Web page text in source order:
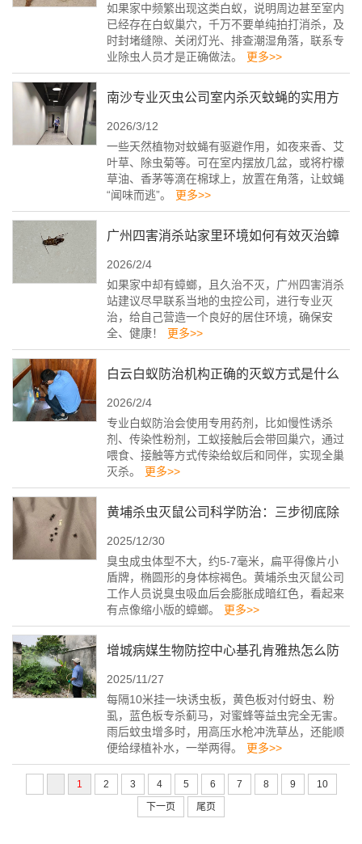
如果家中频繁出现这类白蚁，说明周边甚至室内
已经存在白蚁巢穴，千万不要单纯拍打消杀，及
时封堵缝隙、关闭灯光、排查潮湿角落，联系专
业除虫人员才是正确做法。
更多>>
南沙专业灭虫公司室内杀灭蚊蝇的实用方
法
2026/3/12
一些天然植物对蚊蝇有驱避作用，如夜来香、艾
叶草、除虫菊等。可在室内摆放几盆，或将柠檬
草油、香茅等滴在棉球上，放置在角落，让蚊蝇
“闻味而逃”。
更多>>
广州四害消杀站家里环境如何有效灭治蟑
螂
2026/2/4
如果家中却有蟑螂，且久治不灭，广州四害消杀
站建议尽早联系当地的虫控公司，进行专业灭
治，给自己营造一个良好的居住环境，确保安
全、健康！
更多>>
白云白蚁防治机构正确的灭蚁方式是什么
2026/2/4
专业白蚁防治会使用专用药剂，比如慢性诱杀
剂、传染性粉剂，工蚁接触后会带回巢穴，通过
喂食、接触等方式传染给蚁后和同伴，实现全巢
灭杀。
更多>>
黄埔杀虫灭鼠公司科学防治：三步彻底除
臭虫
2025/12/30
臭虫成虫体型不大，约5-7毫米，扁平得像片小
盾牌，椭圆形的身体棕褐色。黄埔杀虫灭鼠公司
工作人员说臭虫吸血后会膨胀成暗红色，看起来
有点像缩小版的蟑螂。
更多>>
增城病媒生物防控中心基孔肯雅热怎么防
才有效
2025/11/27
每隔10米挂一块诱虫板，黄色板对付蚜虫、粉
虱，蓝色板专杀蓟马，对蜜蜂等益虫完全无害。
雨后蚊虫增多时，用高压水枪冲洗草丛，还能顺
便给绿植补水，一举两得。
更多>>
1 2 3 4 5 6 7 8 9
10
下一页
尾页